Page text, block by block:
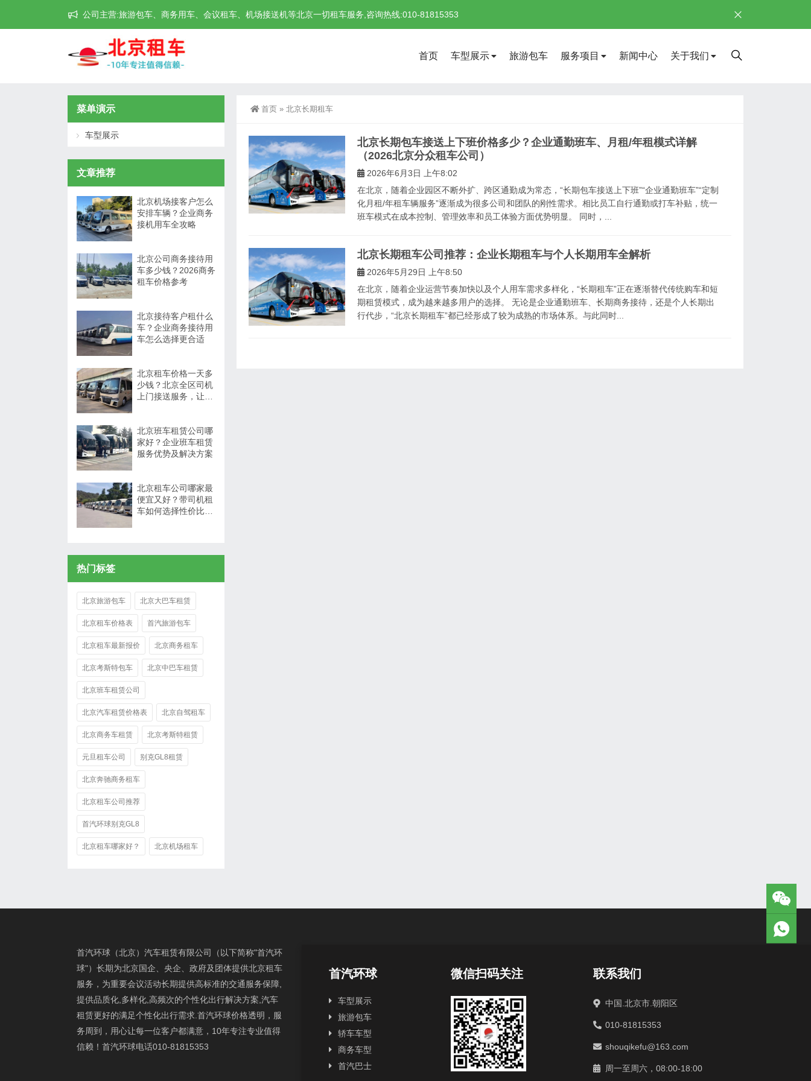
公司主营:旅游包车、商务用车、会议租车、机场接送机等北京一切租车服务,咨询热线:010-81815353
首页 车型展示 旅游包车 服务项目 新闻中心 关于我们
首页 » 北京长期租车
北京长期包车接送上下班价格多少？企业通勤班车、月租/年租模式详解
（2026北京分众租车公司）
2026年6月3日 上午8:02
在北京，随着企业园区不断外扩、跨区通勤成为常态，“长期包车接送上下班”“企业通勤班车”“定制
化月租/年租车辆服务”逐渐成为很多公司和团队的刚性需求。相比员工自行通勤或打车补贴，统一
班车模式在成本控制、管理效率和员工体验方面优势明显。 同时，...
北京长期租车公司推荐：企业长期租车与个人长期用车全解析
2026年5月29日 上午8:50
在北京，随着企业运营节奏加快以及个人用车需求多样化，“长期租车”正在逐渐替代传统购车和短
期租赁模式，成为越来越多用户的选择。 无论是企业通勤班车、长期商务接待，还是个人长期出
行代步，“北京长期租车”都已经形成了较为成熟的市场体系。与此同时...
菜单演示
车型展示
文章推荐
北京机场接客户怎么
安排车辆？企业商务
接机用车全攻略
北京公司商务接待用
车多少钱？2026商务
租车价格参考
北京接待客户租什么
车？企业商务接待用
车怎么选择更合适
北京租车价格一天多
少钱？北京全区司机
上门接送服务，让出
北京班车租赁公司哪
家好？企业班车租赁
服务优势及解决方案
北京租车公司哪家最
便宜又好？带司机租
车如何选择性价比高
热门标签
北京旅游包车 北京大巴车租赁
北京租车价格表 首汽旅游包车
北京租车最新报价 北京商务租车
北京考斯特包车 北京中巴车租赁
北京班车租赁公司
北京汽车租赁价格表 北京自驾租车
北京商务车租赁 北京考斯特租赁
元旦租车公司 别克GL8租赁
北京奔驰商务租车
北京租车公司推荐
首汽环球别克GL8
北京租车哪家好？ 北京机场租车
首汽环球（北京）汽车租赁有限公司（以下简称"首汽环
球"）长期为北京国企、央企、政府及团体提供北京租车
服务，为重要会议活动长期提供高标准的交通服务保障,
提供品质化,多样化,高频次的个性化出行解决方案,汽车
租赁更好的满足个性化出行需求.首汽环球价格透明，服
务周到，用心让每一位客户都满意，10年专注专业值得
信赖！首汽环球电话010-81815353
首汽环球
车型展示
旅游包车
轿车车型
商务车型
首汽巴士
微信扫码关注 联系我们
中国.北京市.朝阳区
010-81815353
shouqikefu@163.com
周一至周六，08:00-18:00